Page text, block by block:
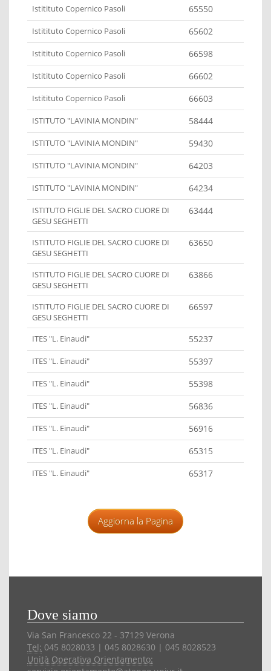
Istitituto Copernico Pasoli 65550
Istitituto Copernico Pasoli 65602
Istitituto Copernico Pasoli 66598
Istitituto Copernico Pasoli 66602
Istitituto Copernico Pasoli 66603
ISTITUTO "LAVINIA MONDIN" 58444
ISTITUTO "LAVINIA MONDIN" 59430
ISTITUTO "LAVINIA MONDIN" 64203
ISTITUTO "LAVINIA MONDIN" 64234
ISTITUTO FIGLIE DEL SACRO CUORE DI
GESU SEGHETTI
63444
ISTITUTO FIGLIE DEL SACRO CUORE DI
GESU SEGHETTI
63650
ISTITUTO FIGLIE DEL SACRO CUORE DI
GESU SEGHETTI
63866
ISTITUTO FIGLIE DEL SACRO CUORE DI
GESU SEGHETTI
66597
ITES "L. Einaudi" 55237
ITES "L. Einaudi" 55397
ITES "L. Einaudi" 55398
ITES "L. Einaudi" 56836
ITES "L. Einaudi" 56916
ITES "L. Einaudi" 65315
ITES "L. Einaudi" 65317
Aggiorna la Pagina
Dove siamo
Via San Francesco 22 - 37129 Verona
Tel: 045 8028033 | 045 8028630 | 045 8028523
Unità Operativa Orientamento: